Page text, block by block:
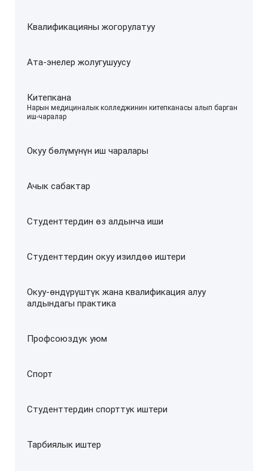
Квалификацияны жогорулатуу
Ата-энелер жолугушуусу
Китепкана
–
Нарын медициналык колледжинин китепканасы алып барган
иш-чаралар
Окуу бөлүмүнүн иш чаралары
Ачык сабактар
Студенттердин өз алдынча иши
Студенттердин окуу изилдөө иштери
Окуу-өндүрүштүк жана квалификация алуу
алдындагы практика
Профсоюздук уюм
Спорт
Студенттердин спорттук иштери
Тарбиялык иштер